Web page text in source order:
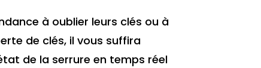
à oublier leurs clés ou à
de clés, il vous suffira
de la serrure en temps réel